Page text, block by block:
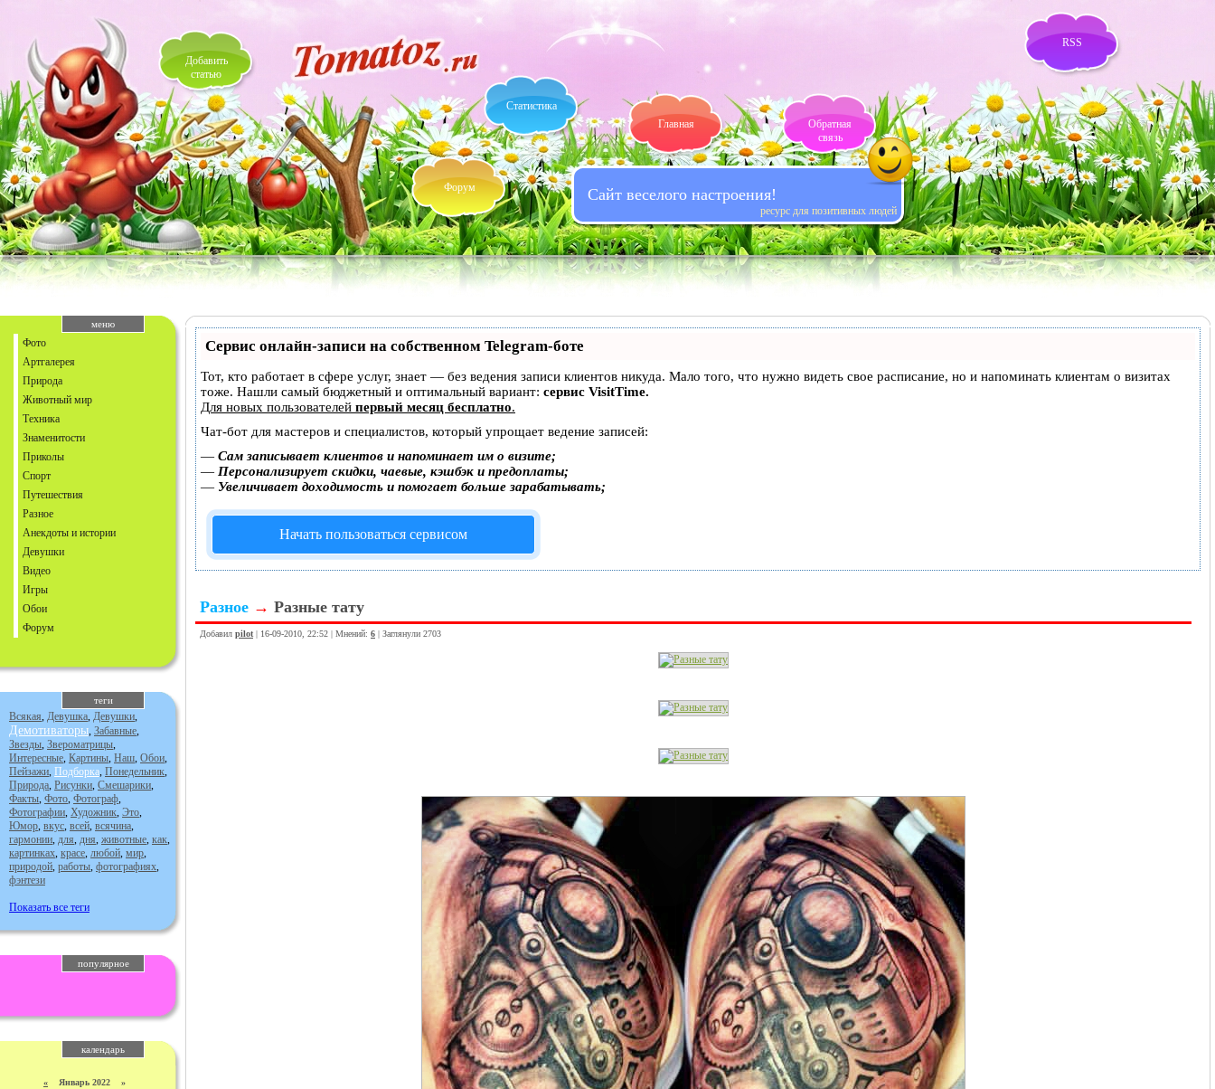
Сайт веселого настроения!
ресурс для позитивных людей
Добавить
статью
Главная
Форум
Статистика
RSS
Обратная
связь
меню
Фото
Артгалерея
Природа
Животный мир
Техника
Знаменитости
Приколы
Спорт
Путешествия
Разное
Анекдоты и истории
Девушки
Видео
Игры
Обои
Форум
теги
Всякая, Девушка, Девушки,
Демотиваторы, Забавные,
Звезды, Звероматрицы,
Интересные, Картины, Наш, Обои,
Пейзажи, Подборка, Понедельник,
Природа, Рисунки, Смешарики,
Факты, Фото, Фотограф,
Фотографии, Художник, Это,
Юмор, вкус, всей, всячина,
гармонии, для, дня, животные, как,
картинках, красе, любой, мир,
природой, работы, фотографиях,
фэнтези
Показать все теги
популярное
календарь
« Январь 2022 »
Сервис онлайн-записи на собственном Telegram-боте
Тот, кто работает в сфере услуг, знает — без ведения записи клиентов никуда. Мало того, что нужно видеть свое расписание, но и напоминать клиентам о визитах
тоже. Нашли самый бюджетный и оптимальный вариант: сервис VisitTime.
Для новых пользователей первый месяц бесплатно.
Чат-бот для мастеров и специалистов, который упрощает ведение записей:
— Сам записывает клиентов и напоминает им о визите;
— Персонализирует скидки, чаевые, кэшбэк и предоплаты;
— Увеличивает доходимость и помогает больше зарабатывать;
Начать пользоваться сервисом
Разное → Разные тату
Добавил pilot | 16-09-2010, 22:52 | Мнений: 6 | Заглянули 2703